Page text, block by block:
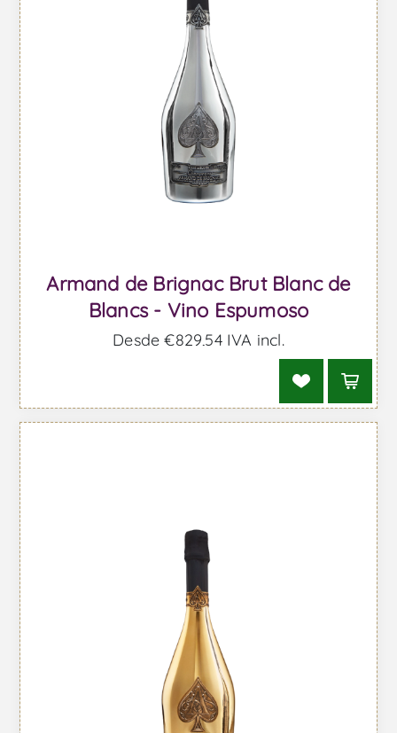
Armand de Brignac Brut Blanc de
Blancs - Vino Espumoso
Desde €829,54 IVA incl.